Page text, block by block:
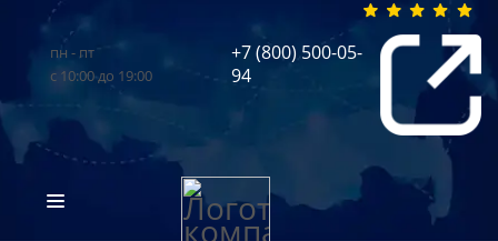
пн - пт
с 10:00 до 19:00
+7 (800) 500-05-
94